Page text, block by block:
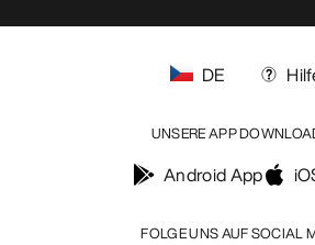
FOLGE UNS AUF SOCIAL
DE
UNSERE APP
Android App